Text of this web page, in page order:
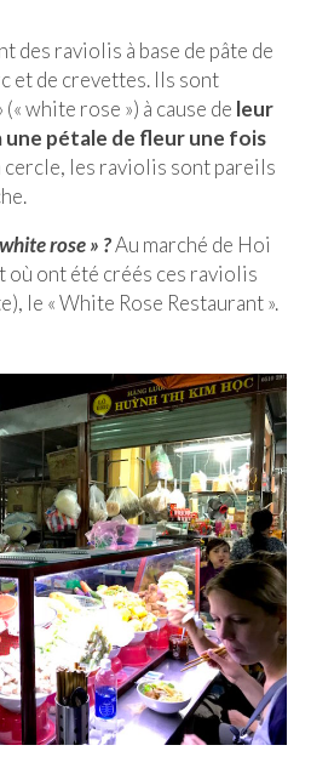
des raviolis à base de pâte de
et de crevettes. Ils sont
white rose ») à cause de leur
une pétale de fleur une fois
cercle, les raviolis sont pareils
rose » ?Au marché de Hoi
où ont été créés ces raviolis
le « White Rose Restaurant ».